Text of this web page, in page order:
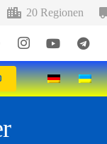
20 Regionen